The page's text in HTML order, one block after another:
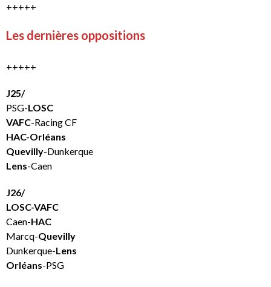
+++++
Les dernières oppositions
+++++
J25/
PSG-LOSC
VAFC-Racing CF
HAC-Orléans
Quevilly-Dunkerque
Lens-Caen
J26/
LOSC-VAFC
Caen-HAC
Marcq-Quevilly
Dunkerque-Lens
Orléans-PSG